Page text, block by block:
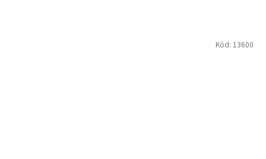
Kód: 13600